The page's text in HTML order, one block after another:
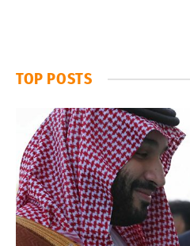
TOP POSTS